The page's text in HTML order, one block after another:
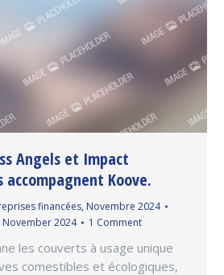
Angels et Impact
accompagnent Koove.
financées, Novembre 2024
November 2024 1 Comment
les couverts à usage unique
comestibles et écologiques,